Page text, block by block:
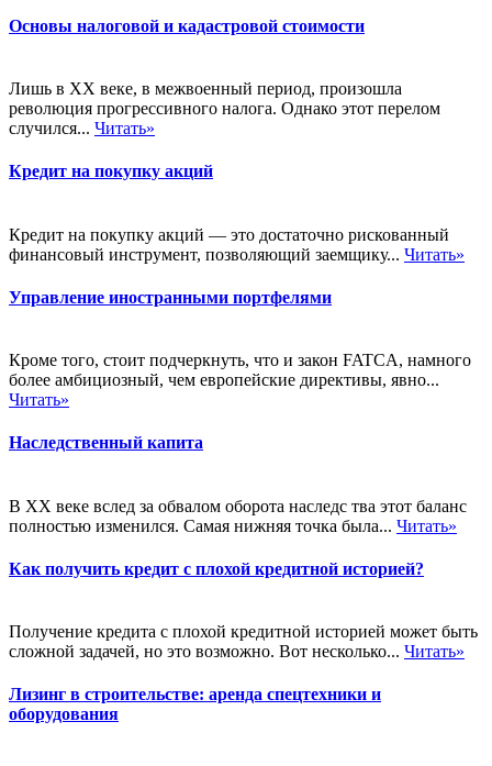
Основы налоговой и кадастровой стоимости
Лишь в XX веке, в межвоенный период, произошла
революция прогрессивного налога. Однако этот перелом
случился... Читать»
Кредит на покупку акций
Кредит на покупку акций — это достаточно рискованный
финансовый инструмент, позволяющий заемщику... Читать»
Управление иностранными портфелями
Кроме того, стоит подчеркнуть, что и закон FATCA, намного
более амбициозный, чем европейские директивы, явно...
Читать»
Наследственный капита
В XX веке вслед за обвалом оборота наследс тва этот баланс
полностью изменился. Самая нижняя точка была... Читать»
Как получить кредит с плохой кредитной историей?
Получение кредита с плохой кредитной историей может быть
сложной задачей, но это возможно. Вот несколько... Читать»
Лизинг в строительстве: аренда спецтехники и
оборудования